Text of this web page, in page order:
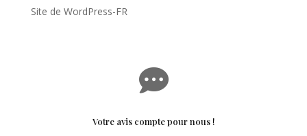
Site de WordPress-FR

Votre avis compte pour nous !